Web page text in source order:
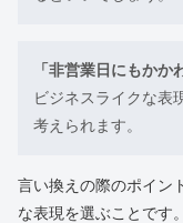
「非営業日にもかか
ビジネスライクな表
考えられます。
言い換えの際のポイン
な表現を選ぶことです